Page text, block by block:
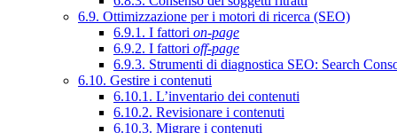
6.9. Ottimizzazione per i motori di ricerca (SEO)
6.9.1. I fattori on-page
6.9.2. I fattori off-page
6.9.3. Strumenti di diagnostica SEO: Search
6.10. Gestire i contenuti
6.10.1. L’inventario dei contenuti
6.10.2. Revisionare i contenuti
6.10.3. Migrare i contenuti